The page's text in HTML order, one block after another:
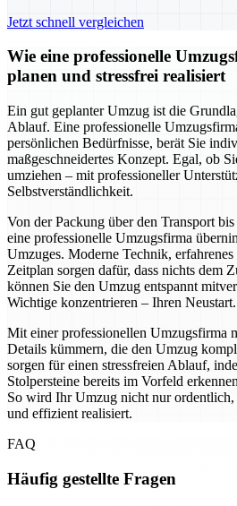
Jetzt schnell vergleichen
Wie eine professionelle
planen und stressfrei realisiert
Ein gut geplanter Umzug ist die
Ablauf. Eine professionelle
persönlichen Bedürfnisse, berät Sie
maßgeschneidertes Konzept. Egal, ob
umziehen – mit professioneller
Selbstverständlichkeit.
Von der Packung über den Transport
eine professionelle Umzugsfirma
Umzuges. Moderne Technik,
Zeitplan sorgen dafür, dass nichts dem
können Sie den Umzug entspannt
Wichtige konzentrieren – Ihren Neustart.
Mit einer professionellen Umzugsfirma
Details kümmern, die den Umzug
sorgen für einen stressfreien Ablauf,
Stolpersteine bereits im Vorfeld
So wird Ihr Umzug nicht nur ordentlich,
und effizient realisiert.
FAQ
Häufig gestellte Fragen